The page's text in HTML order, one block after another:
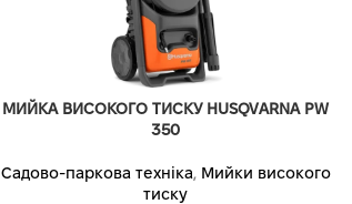
МИЙКА ВИСОКОГО ТИСКУ HUSQVARNA PW
350
Садово-паркова техніка, Мийки високого
тиску